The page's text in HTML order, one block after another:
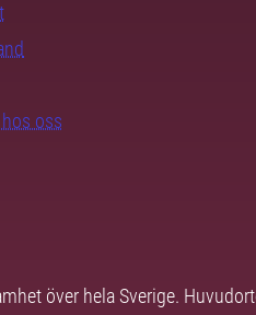
oss
över hela Sverige.